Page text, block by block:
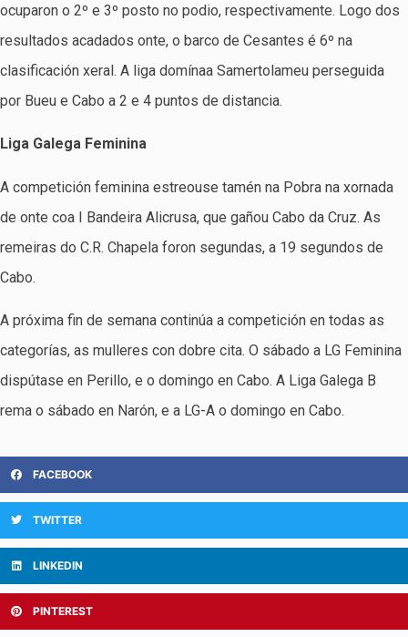
ocuparon o 2º e 3º posto no podio, respectivamente. Logo dos
resultados acadados onte, o barco de Cesantes é 6º na
clasificación xeral. A liga domínaa Samertolameu perseguida
por Bueu e Cabo a 2 e 4 puntos de distancia.
Liga Galega Feminina
A competición feminina estreouse tamén na Pobra na xornada
de onte coa I Bandeira Alicrusa, que gañou Cabo da Cruz. As
remeiras do C.R. Chapela foron segundas, a 19 segundos de
Cabo.
A próxima fin de semana continúa a competición en todas as
categorías, as mulleres con dobre cita. O sábado a LG Feminina
dispútase en Perillo, e o domingo en Cabo. A Liga Galega B
rema o sábado en Narón, e a LG-A o domingo en Cabo.
FACEBOOK
TWITTER
LINKEDIN
PINTEREST